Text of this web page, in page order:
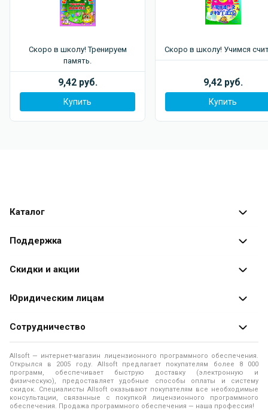
Скоро в школу! Тренируем
память.
9,42 руб.
Купить
Скоро в школу! Учимся
9,42 руб.
Купить
Каталог
Каталог программ
Поддержка
Оплата заказов
Доставка заказа
Помощь
Правила продажи
Политика использования файлов Cookie
Скидки и акции
Специальные
Юридическим лицам
Продажа программ юридическим лицам
О лицензировании программного обеспечения
Программы для компьютера
Контакты
Сотрудничество
О магазине
Адреса и телефоны
Новости
Allsoft — интернет-магазин лицензионного программного обеспечения.
Открылся в 2005 году. Allsoft предлагает покупателям более 8 000
программ, обеспечивает быструю доставку (электронную и
физическую), предоставляет удобные способы оплаты и систему
скидок. Специалисты Allsoft оказывают покупателям все необходимые
консультации, связанные с покупкой лицензионного программного
обеспечения. Продажа программного обеспечения — наша профессия!